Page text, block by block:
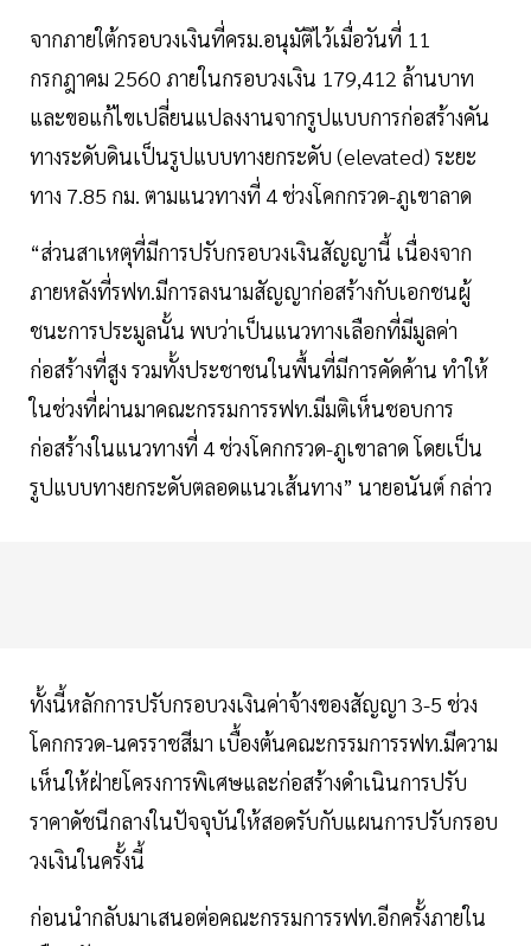
จากภายใต้กรอบวงเงินที่ครม.อนุมัติไว้เมื่อวันที่ 11
กรกฎาคม 2560 ภายในกรอบวงเงิน 179,412 ล้านบาท
และขอแก้ไขเปลี่ยนแปลงงานจากรูปแบบการก่อสร้างคัน
ทางระดับดินเป็นรูปแบบทางยกระดับ (elevated) ระยะ
ทาง 7.85 กม. ตามแนวทางที่ 4 ช่วงโคกกรวด-ภูเขาลาด
“ส่วนสาเหตุที่มีการปรับกรอบวงเงินสัญญานี้ เนื่องจาก
ภายหลังที่รฟท.มีการลงนามสัญญาก่อสร้างกับเอกชนผู้
ชนะการประมูลนั้น พบว่าเป็นแนวทางเลือกที่มีมูลค่า
ก่อสร้างที่สูง รวมทั้งประชาชนในพื้นที่มีการคัดค้าน ทำให้
ในช่วงที่ผ่านมาคณะกรรมการรฟท.มีมติเห็นชอบการ
ก่อสร้างในแนวทางที่ 4 ช่วงโคกกรวด-ภูเขาลาด โดยเป็น
รูปแบบทางยกระดับตลอดแนวเส้นทาง” นายอนันต์ กล่าว
ทั้งนี้หลักการปรับกรอบวงเงินค่าจ้างของสัญญา 3-5 ช่วง
โคกกรวด-นครราชสีมา เบื้องต้นคณะกรรมการรฟท.มีความ
เห็นให้ฝ่ายโครงการพิเศษและก่อสร้างดำเนินการปรับ
ราคาดัชนีกลางในปัจจุบันให้สอดรับกับแผนการปรับกรอบ
วงเงินในครั้งนี้
ก่อนนำกลับมาเสนอต่อคณะกรรมการรฟท.อีกครั้งภายใน